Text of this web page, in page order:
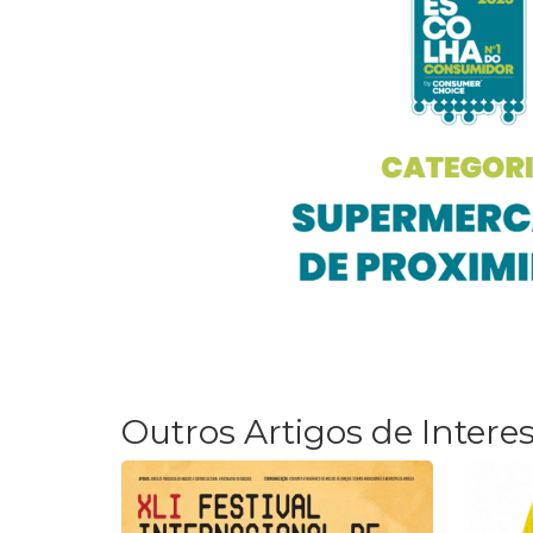
Outros Artigos de